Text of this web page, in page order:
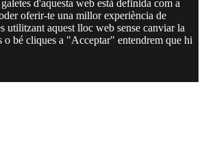
d'aquesta web està definida com a
oferir-te una millor experiència de
utilitzant aquest lloc web sense canviar la
o bé cliques a "Acceptar" entendrem que hi